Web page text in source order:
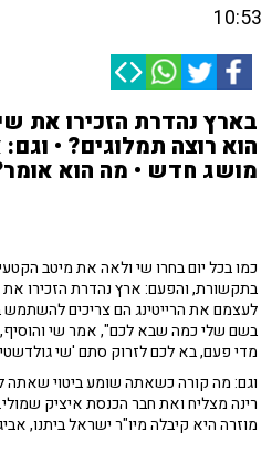
10:53
בארץ נהדרת הזכירו את
הוא רוצה תמלוגים? •
מושג חדש • מה הוא
כמו בכל יום בחרו שי ולאה את מיטב
בתקשורת, והפעם: ארץ נהדרת הזכירו את
לעצמם את הרייטינג הם צריכים
בשם שלי כמה שבא לכם", אמר שי
מדי פעם, בא לכם לזרוק סתם 'שי
וגם: מה קורה כשאתה שומע ביטוי
רינה מצליח ואת חבר הכנסת איציק
מוזרה היא קיבלה מיו"ר ישראל ביתנו,